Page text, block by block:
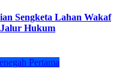
Sengketa Lahan Wakaf
Hukum
Pertama